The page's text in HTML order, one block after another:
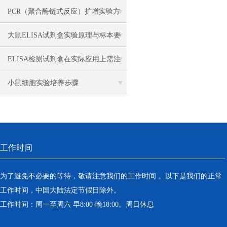
要求
PCR（聚合酶链式反应）扩增实验方
法详述
大鼠ELISA试剂盒实验原理与标本要
求
ELISA检测试剂盒在实际应用上需注
意哪些事项？
小鼠细胞实验培养步骤
工作时间
为了避免不必要的等待，敬请注意我们的工作时间 。以下是我们的正常
工作时间，中国大陆法定节假日除外。
工作时间：周一至周六 早8:00-晚18:00。周日休息